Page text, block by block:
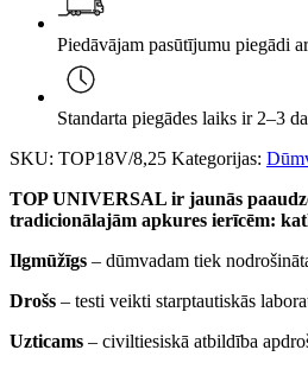
ventilāciju,
Ø180
h=8,25m,
kompl.
daudzums
Piedāvājam pasūtījumu piegādi
Standarta piegādes laiks ir 2–3
SKU: TOP18V/8,25 Kategorijas:
TOP UNIVERSAL ir jaunās
tradicionālajām apkures ierīcēm:
Ilgmūžīgs – dūmvadam tiek
Drošs – testi veikti starptautiskās
Uzticams – civiltiesiskā atbildība